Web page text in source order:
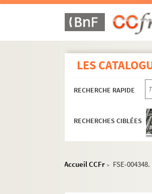
LES
RECHERCHE RAPIDE
RECHERCHES CIBLÉES
Accueil CCFr > FSE-